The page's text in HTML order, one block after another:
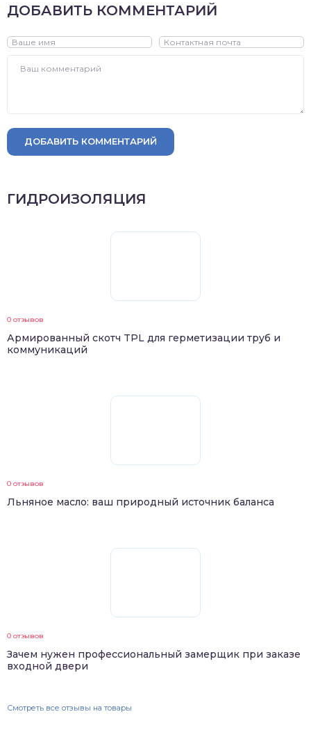
ДОБАВИТЬ КОММЕНТАРИЙ
ДОБАВИТЬ КОММЕНТАРИЙ
ГИДРОИЗОЛЯЦИЯ
0 отзывов
Армированный скотч TPL для герметизации труб и
коммуникаций
0 отзывов
Льняное масло: ваш природный источник баланса
0 отзывов
Зачем нужен профессиональный замерщик при заказе
входной двери
Смотреть все отзывы на товары